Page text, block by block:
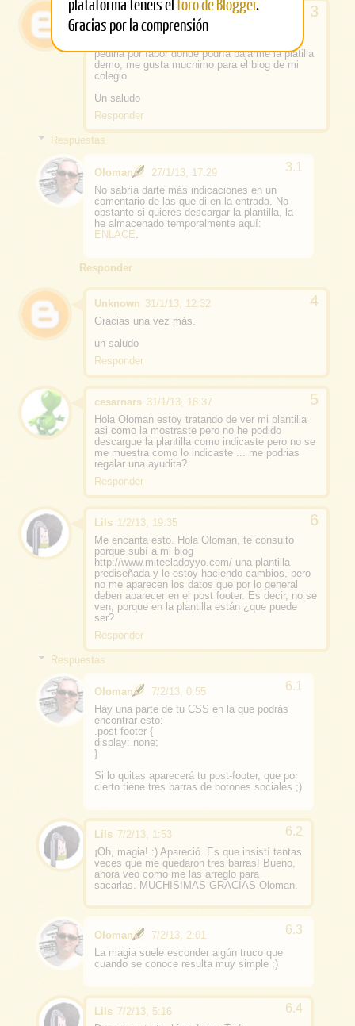
Unknown 24/1/13, 22:36
Excelente aportación, el problema es que los
que somos novatos no endemos muy bien,te
pediria por fabor donde podría bajarme la platilla
demo, me gusta muchimo para el blog de mi
colegio
Un saludo
Responder
Respuestas
Oloman
27/1/13, 17:29
No sabría darte más indicaciones en un
comentario de las que di en la entrada. No
obstante si quieres descargar la plantilla, la
he almacenado temporalmente aquí:
ENLACE
Responder
Unknown 31/1/13, 12:32
Gracias una vez más.
un saludo
Responder
cesarnars 31/1/13, 18:37
Hola Oloman estoy tratando de ver mi plantilla
asi como la mostraste pero no he podido
descargue la plantilla como indicaste pero no se
me muestra como lo indicaste ... me podrias
regalar una ayudita?
Responder
Lils 1/2/13, 19:35
Me encanta esto. Hola Oloman, te consulto
porque subí a mi blog
http://www.mitecladoyyo.com/ una plantilla
prediseñada y le estoy haciendo cambios, pero
no me aparecen los datos que por lo general
deben aparecer en el post footer. Es decir, no se
ven, porque en la plantilla están ¿que puede
ser?
Responder
Respuestas
Oloman
7/2/13, 0:55
Hay una parte de tu CSS en la que podrás
encontrar esto:
.post-footer {
display: none;
}
Si lo quitas aparecerá tu post-footer, que por
cierto tiene tres barras de botones sociales ;)
Lils 7/2/13, 1:53
¡Oh, magia! :) Apareció. Es que insistí tantas
veces que me quedaron tres barras! Bueno,
ahora veo como me las arreglo para
sacarlas. MUCHISIMAS GRACIAS Oloman.
Oloman
7/2/13, 2:01
La magia suele esconder algún truco que
cuando se conoce resulta muy simple ;)
Lils 7/2/13, 5:16
Gracias por la comprensión